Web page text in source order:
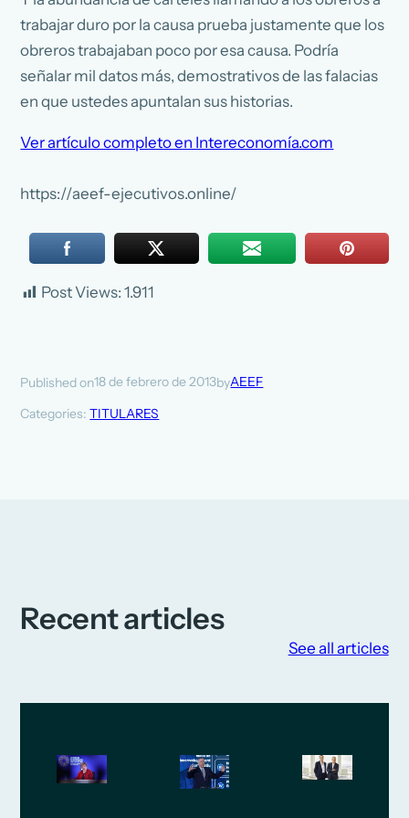
trabajar duro por la causa prueba justamente que los
obreros trabajaban poco por esa causa. Podría
señalar mil datos más, demostrativos de las falacias
en que ustedes apuntalan sus historias.
Ver artículo completo en Intereconomía.com
https://aeef-ejecutivos.online/
Post Views: 1.911
Published on18 de febrero de 2013byAEEF
Categories:TITULARES
Recent articles
See all articles